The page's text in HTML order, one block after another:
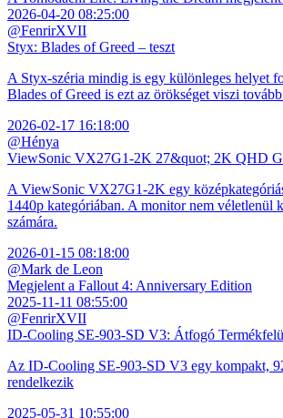
2026-04-20 08:25:00
@FenrirXVII
Styx: Blades of Greed – teszt
A Styx-széria mindig is egy különleges helyet
Blades of Greed is ezt az örökséget viszi
2026-02-17 16:18:00
@Hénya
ViewSonic VX27G1-2K 27&quot; 2K QHD
A ViewSonic VX27G1-2K egy
1440p kategóriában. A monitor nem véletlenül
számára.
2026-01-15 08:18:00
@Mark de Leon
Megjelent a Fallout 4: Anniversary Edition
2025-11-11 08:55:00
@FenrirXVII
ID-Cooling SE-903-SD V3: Átfogó
Az ID-Cooling SE-903-SD V3 egy kompakt,
rendelkezik
2025-05-31 10:55:00